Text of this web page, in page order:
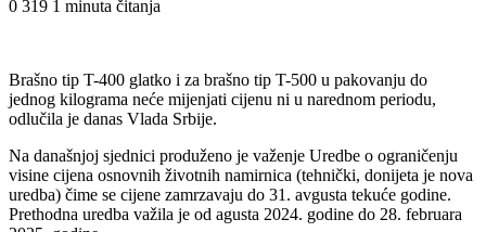
0 319 1 minuta čitanja
Brašno tip T-400 glatko i za brašno tip T-500 u pakovanju do
jednog kilograma neće mijenjati cijenu ni u narednom periodu,
odlučila je danas Vlada Srbije.
Na današnjoj sjednici produženo je važenje Uredbe o ograničenju
visine cijena osnovnih životnih namirnica (tehnički, donijeta je nova
uredba) čime se cijene zamrzavaju do 31. avgusta tekuće godine.
Prethodna uredba važila je od agusta 2024. godine do 28. februara